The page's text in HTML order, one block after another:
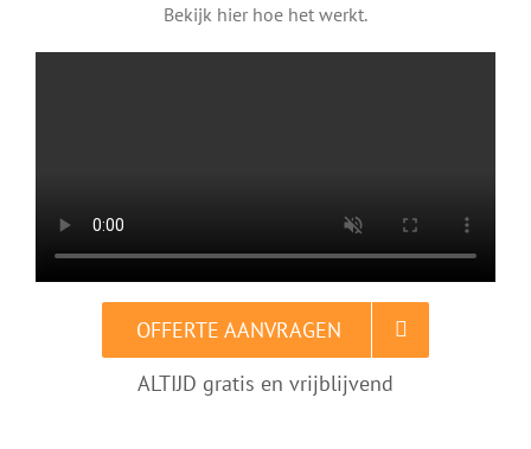
Bekijk hier hoe het werkt.
OFFERTE AANVRAGEN
ALTIJD gratis en vrijblijvend